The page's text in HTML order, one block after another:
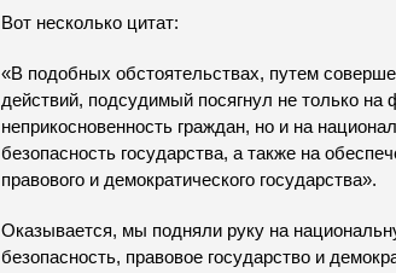
Вот несколько цитат:
«В подобных обстоятельствах, путем
действий, подсудимый посягнул не только на
неприкосновенность граждан, но и на
безопасность государства, а также на
правового и демократического государства».
Оказывается, мы подняли руку на
безопасность, правовое государство и